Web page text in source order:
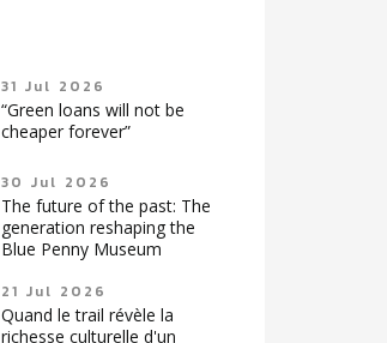
31 Jul 2026
“Green loans will not be
cheaper forever”
30 Jul 2026
The future of the past: The
generation reshaping the
Blue Penny Museum
21 Jul 2026
Quand le trail révèle la
richesse culturelle d'un